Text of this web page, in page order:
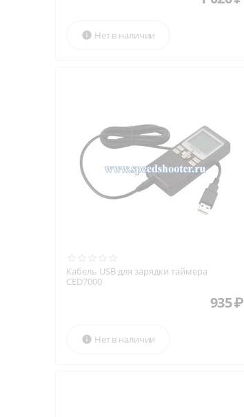
Нет в наличии

Кабель USB для зарядки таймера
CED7000
935₽
Нет в наличии
